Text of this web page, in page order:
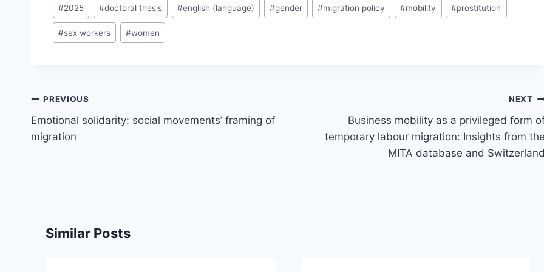
Tags:
#2025 #doctoral thesis #english (language) #gender #migration policy #mobility #prostitution
#sex workers #women
Post
navigation
PREVIOUS
Emotional solidarity: social movements’ framing of
migration
NEXT
Business mobility as a privileged form
temporary labour migration: Insights from the
MITA database and Switzerland
Similar Posts